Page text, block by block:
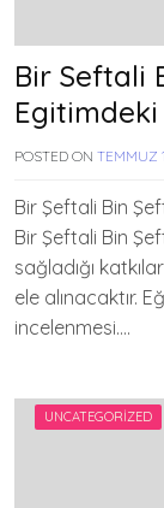
Bir Seftali
Egitimdeki
POSTED ON TEMMUZ
Bir Şeftali Bin
Bir Şeftali Bin
sağladığı
ele alınacaktır.
incelenmesi….
UNCATEGORIZED